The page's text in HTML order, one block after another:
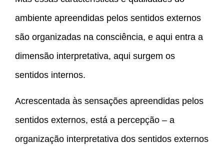
ambiente apreendidas pelos sentidos externos
são organizadas na consciência, e aqui entra a
dimensão interpretativa, aqui surgem os
sentidos internos.
Acrescentada às sensações apreendidas pelos
sentidos externos, está a percepção – a
organização interpretativa dos sentidos externos